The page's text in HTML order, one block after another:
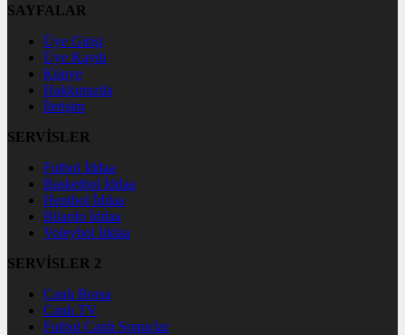
SAYFALAR
Üye Girişi
Üye Kaydı
Künye
Hakkımızda
İletişim
SERVİSLER
Futbol İddaa
Basketbol İddaa
Hentbol İddaa
Bilardo İddaa
Voleybol İddaa
SERVİSLER 2
Canlı Borsa
Canlı TV
Futbol Canlı Sonuçlar